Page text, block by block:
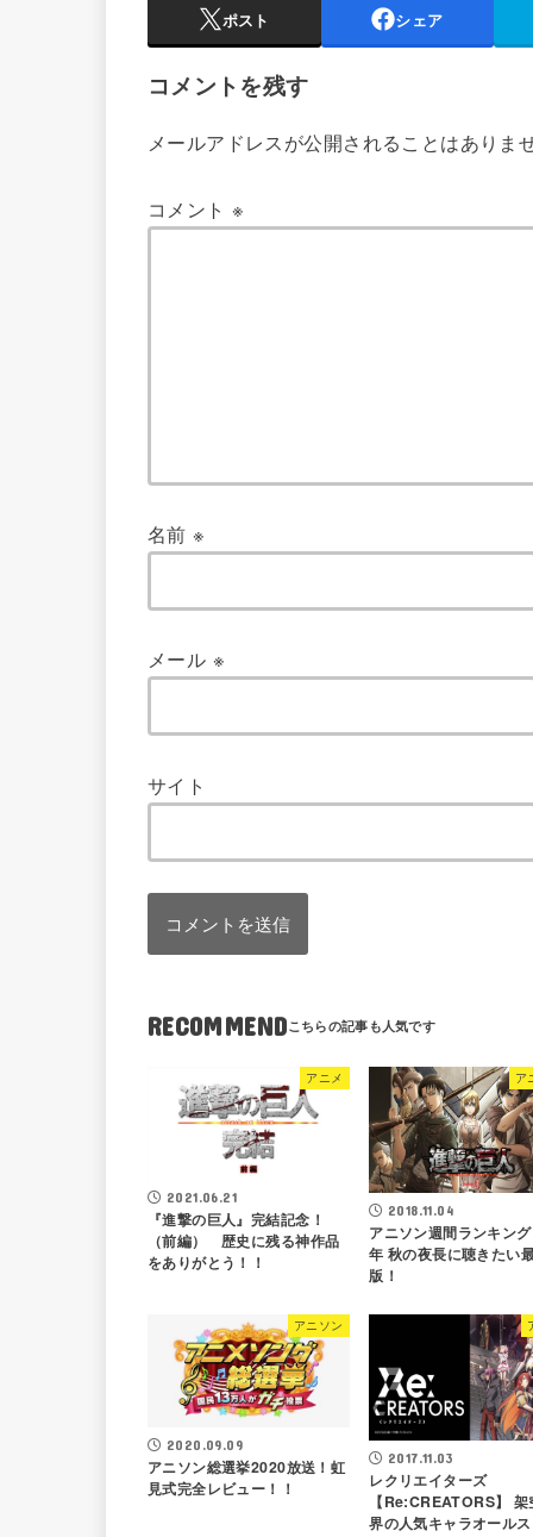
ポスト シェア
コメントを残す
メールアドレスが公開されることはありま
コメント※
名前※
メール ※
サイト
RECOMMEND
アニメ
2021.06.21
『進撃の巨人』完結記念！
（前編） 歴史に残る神作品
をありがとう！！
ア
2018.11.04
アニソン週間ランキン
年 秋の夜長に聴きたい
版！
アニソン
2020.09.09
アニソン総選挙2020放送！虹
見式完全レビュー！！
2017.11.03
レクリエイターズ
【Re:CREATORS】 架
界の人気キャラオール